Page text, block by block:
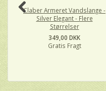
Claber Armeret Vandslange -
Silver Elegant - Flere
Størrelser
349,00 DKK
Gratis Fragt